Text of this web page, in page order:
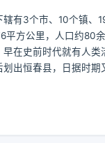
有3个市、10个镇、
平方公里，人口约80余
早在史前时代就有人类
出恒春县，日据时期